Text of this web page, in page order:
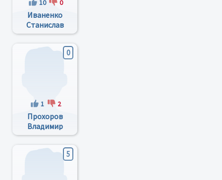
10 0
Иваненко
Станислав
Валентинович
0
1 2
Прохоров
Владимир
Федорович
5